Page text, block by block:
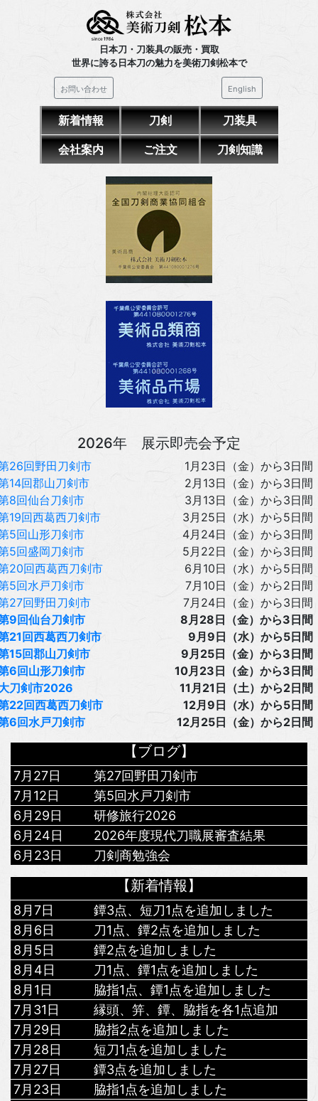
日本刀・刀装具の販売・買取
世界に誇る日本刀の魅力を美術刀剣松本で
お問い合わせ English
新着情報 刀剣 刀装具
会社案内 ご注文 刀剣知識
2026年 展示即売会予定
26回野田刀剣市
1月23日（金）から3日間
14回郡山刀剣市
2月13日（金）から3日間
8回仙台刀剣市
3月13日（金）から3日間
19回西葛西刀剣市
3月25日（水）から5日間
5回山形刀剣市
4月24日（金）から3日間
5回盛岡刀剣市
5月22日（金）から3日間
20回西葛西刀剣市
6月10日（水）から5日間
5回水戸刀剣市
7月10日（金）から2日間
27回野田刀剣市
7月24日（金）から3日間
9回仙台刀剣市
8月28日（金）から3日間
21回西葛西刀剣市
9月9日（水）から5日間
15回郡山刀剣市
9月25日（金）から3日間
6回山形刀剣市
10月23日（金）から3日間
刀剣市2026
11月21日（土）から2日間
22回西葛西刀剣市
12月9日（水）から5日間
6回水戸刀剣市
12月25日（金）から2日間
【ブログ】
7月27日
第27回野田刀剣市
7月12日
第5回水戸刀剣市
6月29日
研修旅行2026
6月24日
2026年度現代刀職展審査結果
6月23日
刀剣商勉強会
【新着情報】
8月7日
鐔3点、短刀1点を追加しました
8月6日
刀1点、鐔2点を追加しました
8月5日
鐔2点を追加しました
8月4日
刀1点、鐔1点を追加しました
8月1日
脇指1点、鐔1点を追加しました
7月31日
縁頭、笄、鐔、脇指を各1点追加
7月29日
脇指2点を追加しました
7月28日
短刀1点を追加しました
7月27日
鐔3点を追加しました
7月23日
脇指1点を追加しました